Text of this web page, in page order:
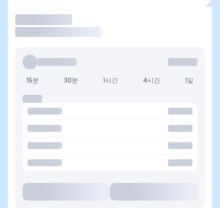
15분 30분 1시간 4시간 1일